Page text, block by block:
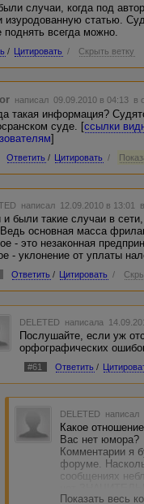
случаи, когда под
изуродованную статью.
всегда можно.
/ Цитировать / Скрыть ветку
написал 09.09.2010 в 04:13 в
такая информация?
суде. [ссылки
]
Ответить / Цитировать /
написал 12.09.2010 в 13:01
и были такие случаи в
основная масса
- это незаконная
- уклонение от уплаты
Ответить / Цитировать /
DELETED написала
Послушайте, если уж
орфографических
#61 Ответить /
DELETED
Какое
Вас нет юмора?
Комментарии я
форуме.
сообщениях
сообщениях,
Показать весь